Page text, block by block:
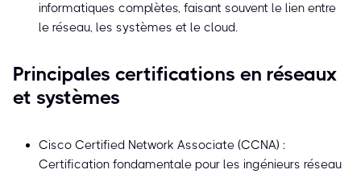
informatiques complètes, faisant souvent le lien entre
le réseau, les systèmes et le cloud.
Principales certifications en réseaux
et systèmes
Cisco Certified Network Associate (CCNA) :
Certification fondamentale pour les ingénieurs réseau